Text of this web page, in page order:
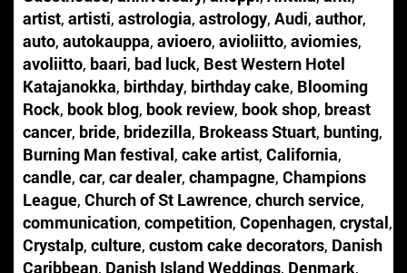
artist, artisti, astrologia, astrology, Audi, author,
auto, autokauppa, avioero, avioliitto, aviomies,
avoliitto, baari, bad luck, Best Western Hotel
Katajanokka, birthday, birthday cake, Blooming
Rock, book blog, book review, book shop, breast
cancer, bride, bridezilla, Brokeass Stuart, bunting,
Burning Man festival, cake artist, California,
candle, car, car dealer, champagne, Champions
League, Church of St Lawrence, church service,
communication, competition, Copenhagen, crystal,
Crystalp, culture, custom cake decorators, Danish
Caribbean, Danish Island Weddings, Denmark,